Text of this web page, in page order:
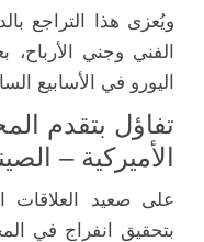
ويُعزى هذا التراجع
الفني وجني الأرباح،
اليورو في الأسابيع
تفاؤل بتقدم
الأميركية –
على صعيد العلاقات
بتحقيق انفراج في